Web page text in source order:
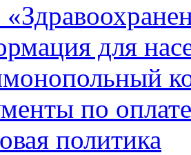
для
по
политика